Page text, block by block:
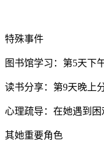
特殊事件
图书馆学习：第5天下
读书分享：第9天晚上
心理疏导：在她遇到
其她重要角色